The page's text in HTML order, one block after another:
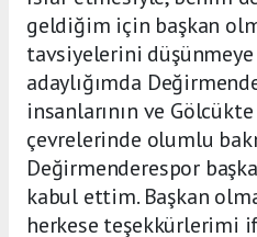
geldiğim için başkan
tavsiyelerini düşünmeye
adaylığımda
insanlarının ve
çevrelerinde olumlu
Değirmenderespor
kabul ettim. Başkan
herkese teşekkürlerimi